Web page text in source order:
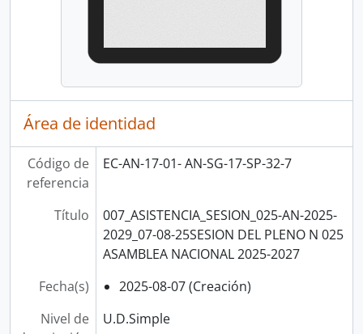
Área de identidad
Código de
referencia
EC-AN-17-01- AN-SG-17-SP-32-7
Título
007_ASISTENCIA_SESION_025-AN-2025-
2029_07-08-25SESION DEL PLENO N 025
ASAMBLEA NACIONAL 2025-2027
Fecha(s)
2025-08-07 (Creación)
Nivel de
U.D.Simple